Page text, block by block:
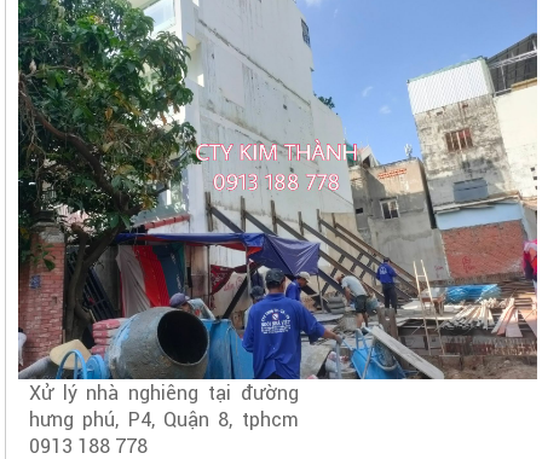
Xử lý nhà nghiêng tại đường
hưng phú, P4, Quận 8, tphcm
0913 188 778